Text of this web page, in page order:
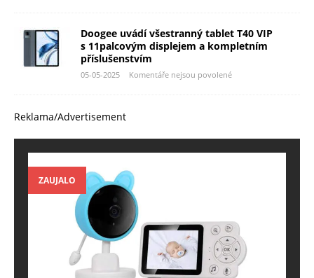
Doogee uvádí všestranný tablet T40 VIP
s 11palcovým displejem a kompletním
příslušenstvím
05-05-2025 Komentáře nejsou povolené
Reklama/Advertisement
ZAUJALO